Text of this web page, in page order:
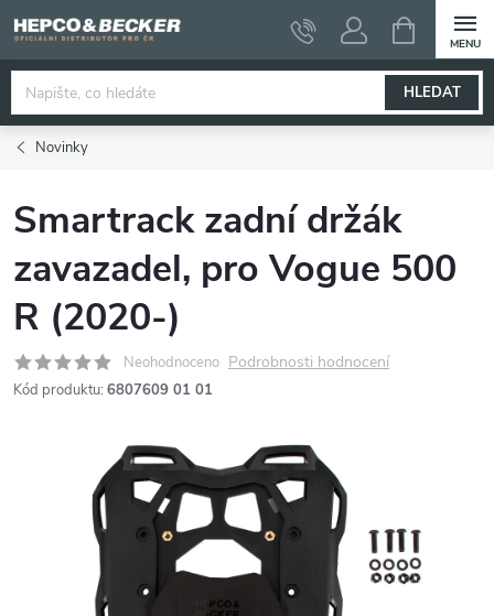
na
obsah
HLEDAT
NÁKUPNÍ
KOŠÍK
Novinky
Smartrack zadní držák
zavazadel, pro Vogue 500
R (2020-)
Neohodnoceno Podrobnosti hodnocení
Kód produktu: 6807609 01 01